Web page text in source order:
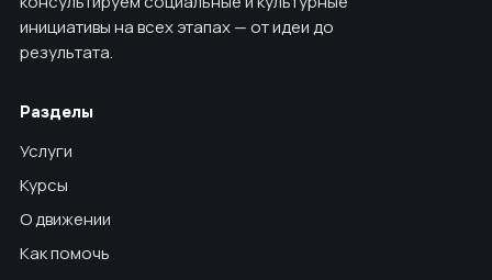
инициативы на всех этапах — от идеи до
результата.
Разделы
Услуги
Курсы
О движении
Как помочь